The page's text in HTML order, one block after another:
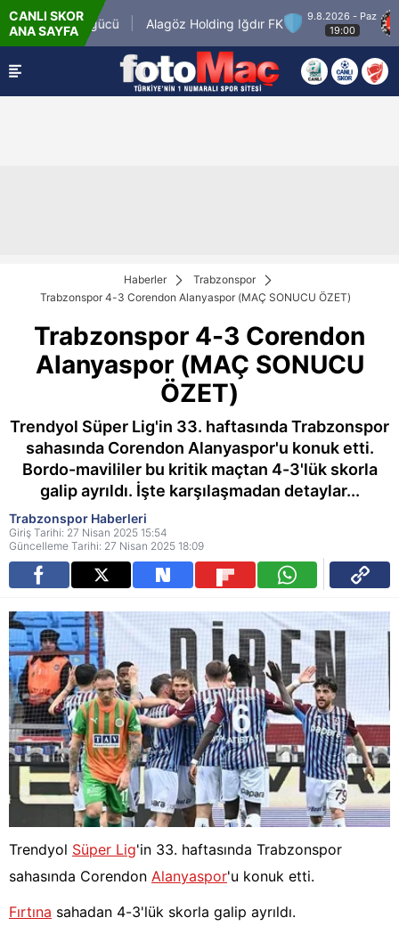
CANLI SKOR
ANA SAYFA
Keçiörengücü Alagöz Holding Iğdır FK
9.8.2026 - Paz
19:00
Haberler
Trabzonspor
Trabzonspor 4-3 Corendon Alanyaspor (MAÇ SONUCU ÖZET)
Trabzonspor 4-3 Corendon
Alanyaspor (MAÇ SONUCU
ÖZET)
Trendyol Süper Lig'in 33. haftasında Trabzonspor
sahasında Corendon Alanyaspor'u konuk etti.
Bordo-mavililer bu kritik maçtan 4-3'lük skorla
galip ayrıldı. İşte karşılaşmadan detaylar...
Trabzonspor Haberleri
Giriş Tarihi: 27 Nisan 2025 15:54
Güncelleme Tarihi: 27 Nisan 2025 18:09
Trendyol Süper Lig'in 33. haftasında Trabzonspor
sahasında Corendon Alanyaspor'u konuk etti.
Fırtına sahadan 4-3'lük skorla galip ayrıldı.